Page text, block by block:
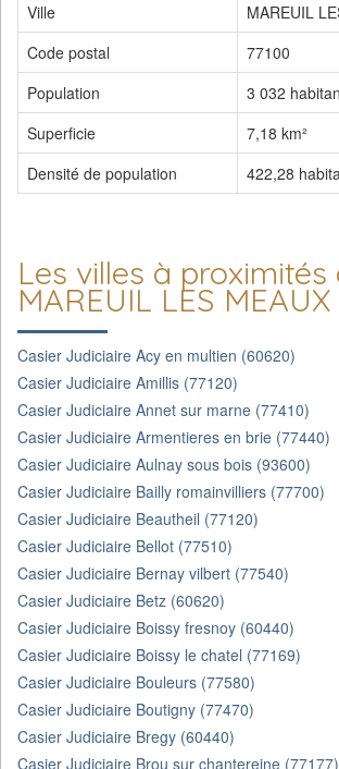
Ville
MAREUIL
Code postal
77100
Population
3 032
Superficie
7,18 km²
Densité de population
422,28
Les villes à proximités
MAREUIL LES MEAUX
Casier Judiciaire Acy en multien (60620)
Casier Judiciaire Amillis (77120)
Casier Judiciaire Annet sur marne (77410)
Casier Judiciaire Armentieres en brie (77440)
Casier Judiciaire Aulnay sous bois (93600)
Casier Judiciaire Bailly romainvilliers (77700)
Casier Judiciaire Beautheil (77120)
Casier Judiciaire Bellot (77510)
Casier Judiciaire Bernay vilbert (77540)
Casier Judiciaire Betz (60620)
Casier Judiciaire Boissy fresnoy (60440)
Casier Judiciaire Boissy le chatel (77169)
Casier Judiciaire Bouleurs (77580)
Casier Judiciaire Boutigny (77470)
Casier Judiciaire Bregy (60440)
Casier Judiciaire Brou sur chantereine (77177)